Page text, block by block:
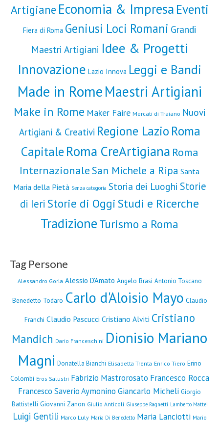
Artigiane Economia & Impresa Eventi
Fiera di Roma Geniusi Loci Romani Grandi
Maestri Artigiani Idee & Progetti
Innovazione Lazio Innova Leggi e Bandi
Made in RomeMaestri Artigiani
Make in Rome Maker Faire Mercati di Traiano Nuovi
Artigiani & Creativi Regione Lazio Roma
Capitale Roma CreArtigiana Roma
InternazionaleSan Michele a Ripa Santa
Maria della Pietà Senza categoria Storia dei Luoghi Storie
di Ieri Storie di Oggi Studi e Ricerche
TradizioneTurismo a Roma
Tag Persone
Alessandro Gorla Alessio D'Amato Angelo Brasi Antonio Toscano
Benedetto Todaro Carlo d'Aloisio Mayo Claudio
Franchi Claudio Pascucci Cristiano Alviti Cristiano
Mandich Dario Franceschini Dionisio Mariano
Magni Donatella Bianchi Elisabetta Trenta Enrico Tiero Erino
Colombi Eros Salustri Fabrizio Mastrorosato Francesco Rocca
Francesco Saverio Aymonino Giancarlo Micheli Giorgio
Battistelli Giovanni Zanon Giulio Anticoli Giuseppe Ragnetti Lamberto Mattei
Luigi Gentili Marco Luly Maria Di Benedetto Maria Lanciotti Mario